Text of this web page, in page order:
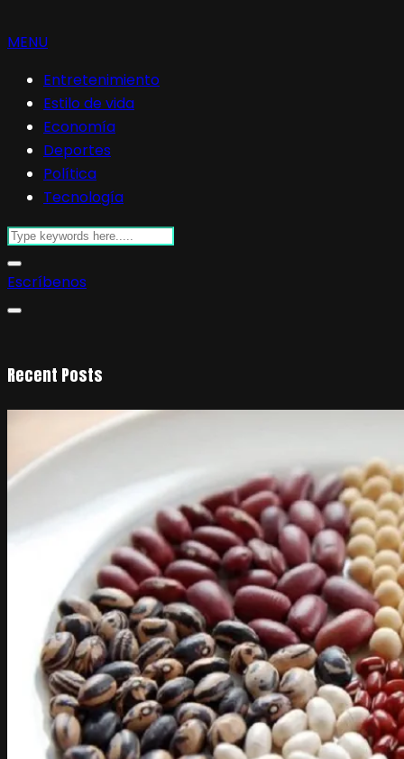
MENU
Entretenimiento
Estilo de vida
Economía
Deportes
Política
Tecnología
Escríbenos
Recent Posts